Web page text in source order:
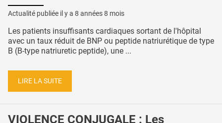
Actualité publiée il y a 8 années 8 mois
Les patients insuffisants cardiaques sortant de l'hôpital
avec un taux réduit de BNP ou peptide natriurétique de type
B (B-type natriuretic peptide), une ...
LIRE LA SUITE
VIOLENCE CONJUGALE : Les